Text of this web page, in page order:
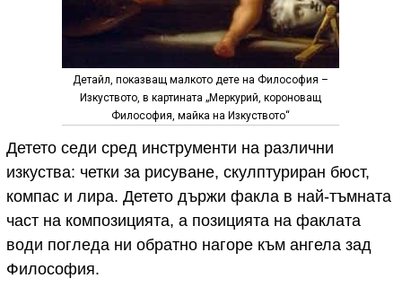
Детайл, показващ малкото дете на Философия –
Изкуството, в картината „Меркурий, короноващ
Философия, майка на Изкуството“
Детето седи сред инструменти на различни
изкуства: четки за рисуване, скулптуриран бюст,
компас и лира. Детето държи факла в най-тъмната
част на композицията, а позицията на факлата
води погледа ни обратно нагоре към ангела зад
Философия.